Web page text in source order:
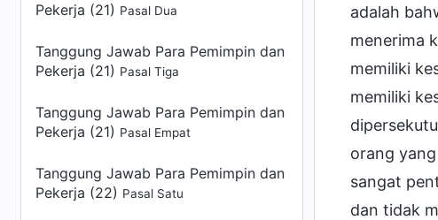
Pekerja (21) Pasal Dua
Tanggung Jawab Para Pemimpin dan
Pekerja (21) Pasal Tiga
Tanggung Jawab Para Pemimpin dan
Pekerja (21) Pasal Empat
Tanggung Jawab Para Pemimpin dan
Pekerja (22) Pasal Satu
adalah
menerima
memiliki
memiliki
orang
sangat
dan tidak